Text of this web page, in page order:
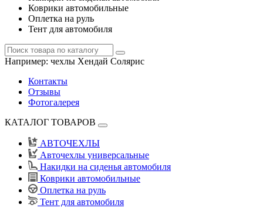
Коврики автомобильные
Оплетка на руль
Тент для автомобиля
Например: чехлы Хендай Солярис
Контакты
Отзывы
Фотогалерея
КАТАЛОГ ТОВАРОВ
АВТОЧЕХЛЫ
Авточехлы универсальные
Накидки на сиденья автомобиля
Коврики автомобильные
Оплетка на руль
Тент для автомобиля